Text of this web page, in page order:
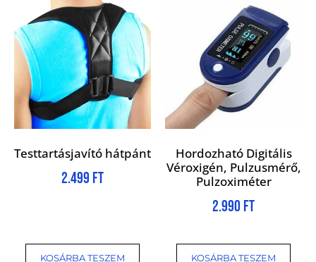
Testtartásjavító hátpánt
2.499 Ft
KOSÁRBA TESZEM
Hordozható Digitális
Véroxigén, Pulzusmérő,
Pulzoximéter
2.990 Ft
KOSÁRBA TESZEM